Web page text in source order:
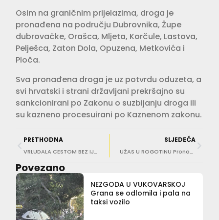
Osim na graničnim prijelazima, droga je
pronađena na području Dubrovnika, Župe
dubrovačke, Orašca, Mljeta, Korčule, Lastova,
Pelješca, Zaton Dola, Opuzena, Metkovića i
Ploča.
Sva pronađena droga je uz potvrdu oduzeta, a
svi hrvatski i strani državljani prekršajno su
sankcionirani po Zakonu o suzbijanju droga ili
su kazneno procesuirani po Kaznenom zakonu.
PRETHODNA
VRLUDALA CESTOM BEZ IJEDNOG DOKUMENTA U Komajima vozila sa 2,41 promila, pa puštena na slobodu
SLJEDEĆA
UŽAS U ROGOTINU Pronađena mrtva beba
Povezano
NEZGODA U VUKOVARSKOJ
Grana se odlomila i pala na
taksi vozilo